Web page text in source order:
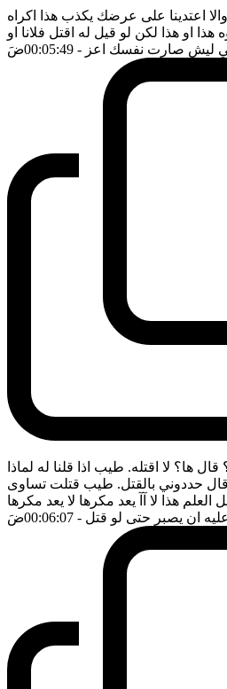
اعتدينا على عرضك يكذب هذا اكراه
او هذا لكن لو قيل له اقتل فلانا او
ليش صارت نفسك اعز - 00:05:49 ضَ
ها؟ لا اقتله. طيب اذا قلنا له لماذا
حددوني بالقتل. طيب قتلت تساوى
العلم هذا لا آآ يعد مكرها لا يعد مكرها
ان يصبر حتى لو قتل - 00:06:07 ضَ